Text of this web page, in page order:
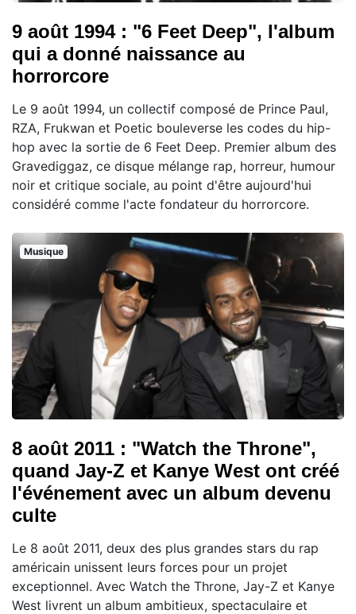
9 août 1994 : "6 Feet Deep", l'album
qui a donné naissance au
horrorcore
Le 9 août 1994, un collectif composé de Prince Paul,
RZA, Frukwan et Poetic bouleverse les codes du hip-
hop avec la sortie de 6 Feet Deep. Premier album des
Gravediggaz, ce disque mélange rap, horreur, humour
noir et critique sociale, au point d'être aujourd'hui
considéré comme l'acte fondateur du horrorcore.
Musique
8 août 2011 : "Watch the Throne",
quand Jay-Z et Kanye West ont créé
l'événement avec un album devenu
culte
Le 8 août 2011, deux des plus grandes stars du rap
américain unissent leurs forces pour un projet
exceptionnel. Avec Watch the Throne, Jay-Z et Kanye
West livrent un album ambitieux, spectaculaire et